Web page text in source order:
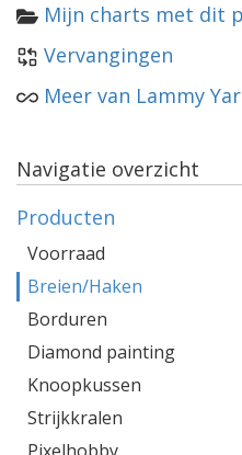
Mijn charts met dit
Vervangingen
Meer van Lammy
Navigatie overzicht
Producten
Voorraad
Breien/Haken
Borduren
Diamond painting
Knoopkussen
Strijkkralen